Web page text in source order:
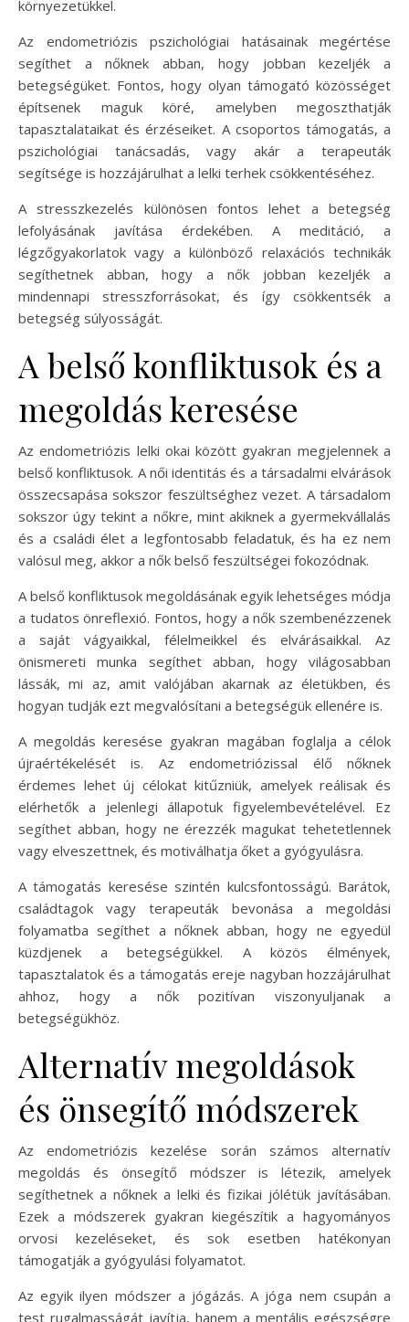
környezetükkel.
Az endometriózis pszichológiai hatásainak megértése
segíthet a nőknek abban, hogy jobban kezeljék a
betegségüket. Fontos, hogy olyan támogató közösséget
építsenek maguk köré, amelyben megoszthatják
tapasztalataikat és érzéseiket. A csoportos támogatás, a
pszichológiai tanácsadás, vagy akár a terapeuták
segítsége is hozzájárulhat a lelki terhek csökkentéséhez.
A stresszkezelés különösen fontos lehet a betegség
lefolyásának javítása érdekében. A meditáció, a
légzőgyakorlatok vagy a különböző relaxációs technikák
segíthetnek abban, hogy a nők jobban kezeljék a
mindennapi stresszforrásokat, és így csökkentsék a
betegség súlyosságát.
A belső konfliktusok és a
megoldás keresése
Az endometriózis lelki okai között gyakran megjelennek a
belső konfliktusok. A női identitás és a társadalmi elvárások
összecsapása sokszor feszültséghez vezet. A társadalom
sokszor úgy tekint a nőkre, mint akiknek a gyermekvállalás
és a családi élet a legfontosabb feladatuk, és ha ez nem
valósul meg, akkor a nők belső feszültségei fokozódnak.
A belső konfliktusok megoldásának egyik lehetséges módja
a tudatos önreflexió. Fontos, hogy a nők szembenézzenek
a saját vágyaikkal, félelmeikkel és elvárásaikkal. Az
önismereti munka segíthet abban, hogy világosabban
lássák, mi az, amit valójában akarnak az életükben, és
hogyan tudják ezt megvalósítani a betegségük ellenére is.
A megoldás keresése gyakran magában foglalja a célok
újraértékelését is. Az endometriózissal élő nőknek
érdemes lehet új célokat kitűzniük, amelyek reálisak és
elérhetők a jelenlegi állapotuk figyelembevételével. Ez
segíthet abban, hogy ne érezzék magukat tehetetlennek
vagy elveszettnek, és motiválhatja őket a gyógyulásra.
A támogatás keresése szintén kulcsfontosságú. Barátok,
családtagok vagy terapeuták bevonása a megoldási
folyamatba segíthet a nőknek abban, hogy ne egyedül
küzdjenek a betegségükkel. A közös élmények,
tapasztalatok és a támogatás ereje nagyban hozzájárulhat
ahhoz, hogy a nők pozitívan viszonyuljanak a
betegségükhöz.
Alternatív megoldások
és önsegítő módszerek
Az endometriózis kezelése során számos alternatív
megoldás és önsegítő módszer is létezik, amelyek
segíthetnek a nőknek a lelki és fizikai jólétük javításában.
Ezek a módszerek gyakran kiegészítik a hagyományos
orvosi kezeléseket, és sok esetben hatékonyan
támogatják a gyógyulási folyamatot.
Az egyik ilyen módszer a jógázás. A jóga nem csupán a
test rugalmasságát javítja, hanem a mentális egészségre